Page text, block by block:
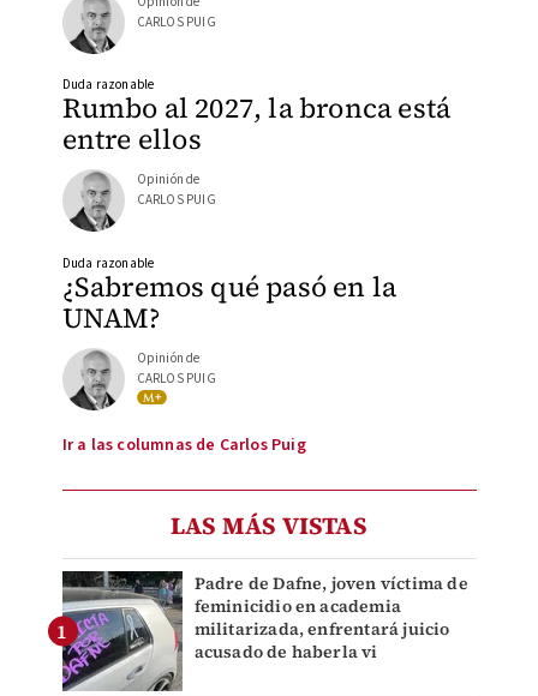
CARLOS PUIG
Rumbo al 2027, la bronca está
entre ellos
Duda razonable
Opinión de
CARLOS PUIG
¿Sabremos qué pasó en la
UNAM?
Duda razonable
Opinión de
CARLOS PUIG
Ir a las columnas de Carlos Puig
LAS MÁS VISTAS
Padre de Dafne, joven víctima de
feminicidio en academia
militarizada, enfrentará juicio
acusado de haberla vi